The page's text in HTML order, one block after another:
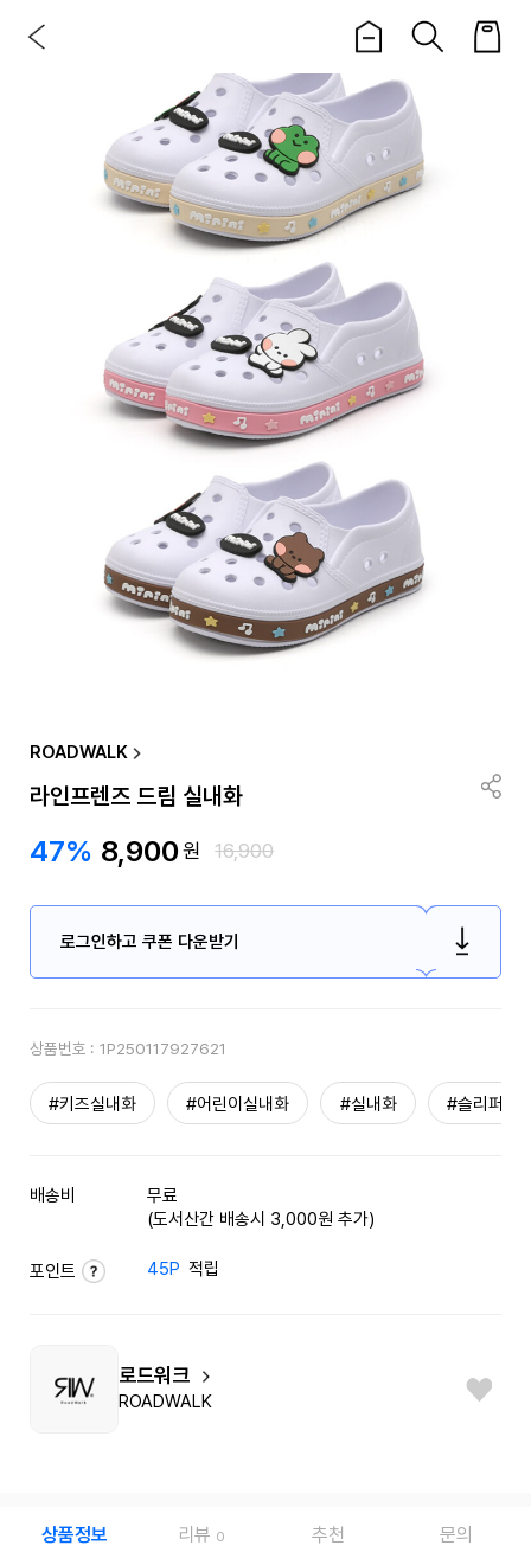
ROADWALK
라인프렌즈 드림 실내화
47% 8,900원 16,900
로그인하고 쿠폰 다운받기
상품번호 : 1P250117927621
#키즈실내화 #어린이실내화 #실내화 #슬리퍼
배송비
무료
(도서산간 배송시 3,000원 추가)
포인트 45P 적립
로드워크
ROADWALK
상품정보 리뷰 0 추천 문의